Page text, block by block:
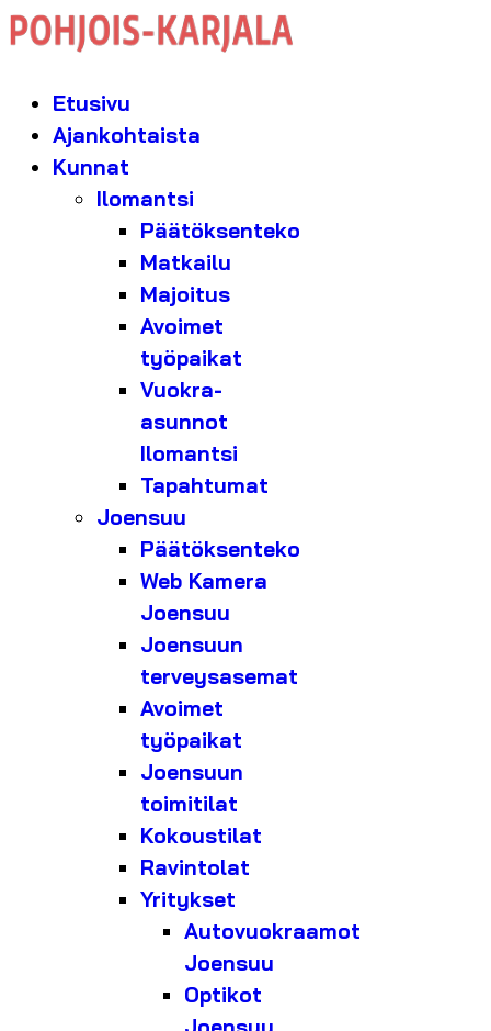
Etusivu
Ajankohtaista
Kunnat
Ilomantsi
Päätöksenteko
Matkailu
Majoitus
Avoimet
työpaikat
Vuokra-
asunnot
Ilomantsi
Tapahtumat
Joensuu
Päätöksenteko
Web Kamera
Joensuu
Joensuun
terveysasemat
Avoimet
työpaikat
Joensuun
toimitilat
Kokoustilat
Ravintolat
Yritykset
Autovuokraamot
Joensuu
Optikot